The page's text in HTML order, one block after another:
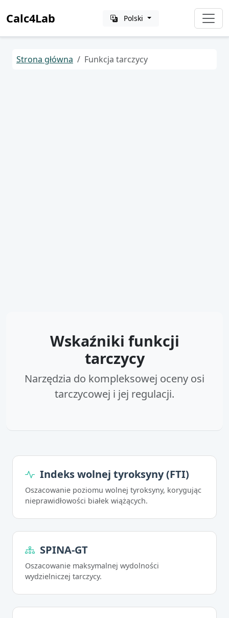
Calc4Lab Polski
Strona główna Funkcja tarczycy
Wskaźniki funkcji
tarczycy
Narzędzia do kompleksowej oceny osi
tarczycowej i jej regulacji.
Indeks wolnej tyroksyny (FTI)
Oszacowanie poziomu wolnej tyroksyny, korygując
nieprawidłowości białek wiążących.
SPINA-GT
Oszacowanie maksymalnej wydolności
wydzielniczej tarczycy.